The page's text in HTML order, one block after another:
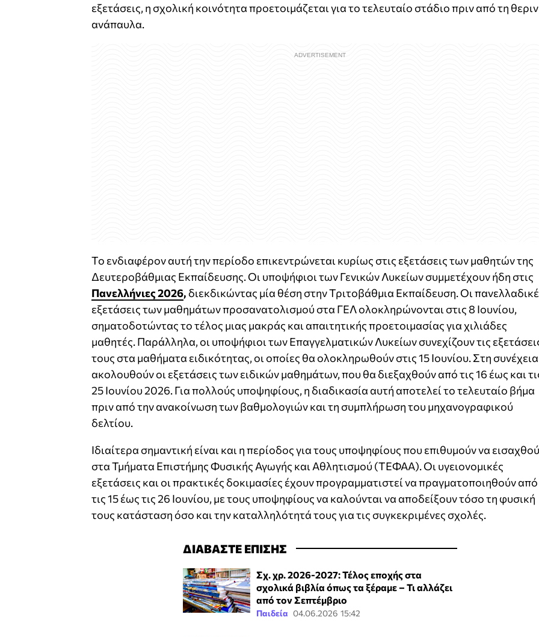
εξετάσεις, η σχολική κοινότητα προετοιμάζεται για το τελευταίο στάδιο πριν από τη
ανάπαυλα.
Το ενδιαφέρον αυτή την περίοδο επικεντρώνεται κυρίως στις εξετάσεις των μαθητών της
Δευτεροβάθμιας Εκπαίδευσης. Οι υποψήφιοι των Γενικών Λυκείων συμμετέχουν ήδη στις
Πανελλήνιες 2026, διεκδικώντας μία θέση στην Τριτοβάθμια Εκπαίδευση. Οι
εξετάσεις των μαθημάτων προσανατολισμού στα ΓΕΛ ολοκληρώνονται στις 8 Ιουνίου,
σηματοδοτώντας το τέλος μιας μακράς και απαιτητικής προετοιμασίας για χιλιάδες
μαθητές. Παράλληλα, οι υποψήφιοι των Επαγγελματικών Λυκείων συνεχίζουν τις
τους στα μαθήματα ειδικότητας, οι οποίες θα ολοκληρωθούν στις 15 Ιουνίου. Στη συνέχεια
ακολουθούν οι εξετάσεις των ειδικών μαθημάτων, που θα διεξαχθούν από τις 16 έως και
25 Ιουνίου 2026. Για πολλούς υποψηφίους, η διαδικασία αυτή αποτελεί το τελευταίο βήμα
πριν από την ανακοίνωση των βαθμολογιών και τη συμπλήρωση του μηχανογραφικού
δελτίου.
Ιδιαίτερα σημαντική είναι και η περίοδος για τους υποψηφίους που επιθυμούν να
στα Τμήματα Επιστήμης Φυσικής Αγωγής και Αθλητισμού (ΤΕΦΑΑ). Οι υγειονομικές
εξετάσεις και οι πρακτικές δοκιμασίες έχουν προγραμματιστεί να πραγματοποιηθούν από
τις 15 έως τις 26 Ιουνίου, με τους υποψηφίους να καλούνται να αποδείξουν τόσο τη φυσική
τους κατάσταση όσο και την καταλληλότητά τους για τις συγκεκριμένες σχολές.
ΔΙΑΒΑΣΤΕ ΕΠΙΣΗΣ
Σχ. χρ. 2026-2027: Τέλος εποχής στα
σχολικά βιβλία όπως τα ξέραμε – Τι αλλάζει
από τον Σεπτέμβριο
Παιδεία 04.06.2026 15:42